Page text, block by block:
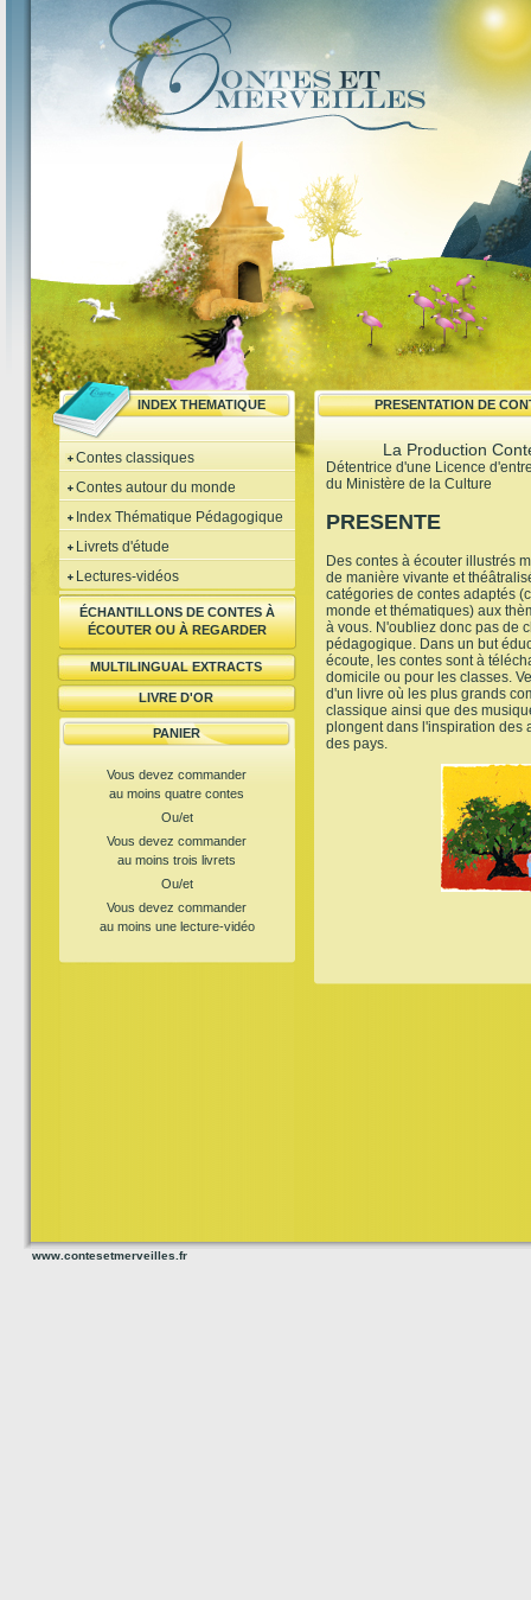
INDEX THEMATIQUE PRESENTATION DE
Contes classiques
Contes autour du monde
Index Thématique Pédagogique
Livrets d'étude
Lectures-vidéos
ÉCHANTILLONS DE CONTES À
ÉCOUTER OU À REGARDER
MULTILINGUAL EXTRACTS
LIVRE D'OR
PANIER
Vous devez commander
au moins quatre contes
Ou/et
Vous devez commander
au moins trois livrets
Ou/et
Vous devez commander
au moins une lecture-vidéo
La Production
Détentrice d'une Licence
du Ministère de la Culture
PRESENTE
Des contes à écouter illustrés
de manière vivante et
catégories de contes adaptés
monde et thématiques) aux
à vous. N'oubliez donc pas de
pédagogique. Dans un but
écoute, les contes sont à
domicile ou pour les classes.
d'un livre où les plus grands
classique ainsi que des
plongent dans l'inspiration des
des pays.
www.contesetmerveilles.fr